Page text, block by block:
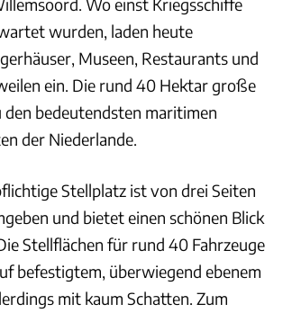
wurden, laden heute
Museen, Restaurants und
ein. Die rund 40 Hektar große
den bedeutendsten maritimen
der Niederlande.
Stellplatz ist von drei Seiten
und bietet einen schönen Blick
Stellflächen für rund 40 Fahrzeuge
befestigtem, überwiegend ebenem
mit kaum Schatten. Zum